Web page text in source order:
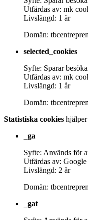
Utfärdas av: mk
Livslängd: 1 år
Domän:
selected_cookies
Syfte: Sparar
Utfärdas av: mk
Livslängd: 1 år
Domän:
Statistiska cookies
_ga
Syfte: Används för
Utfärdas av:
Livslängd: 2 år
Domän:
_gat